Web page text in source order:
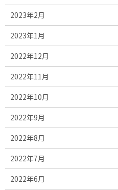
2023年2月
2023年1月
2022年12月
2022年11月
2022年10月
2022年9月
2022年8月
2022年7月
2022年6月